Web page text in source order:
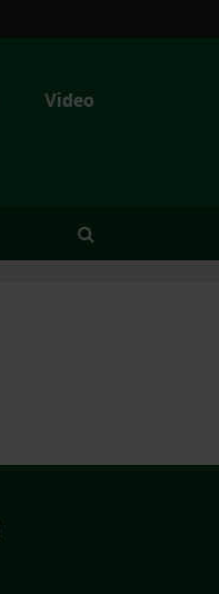
Video